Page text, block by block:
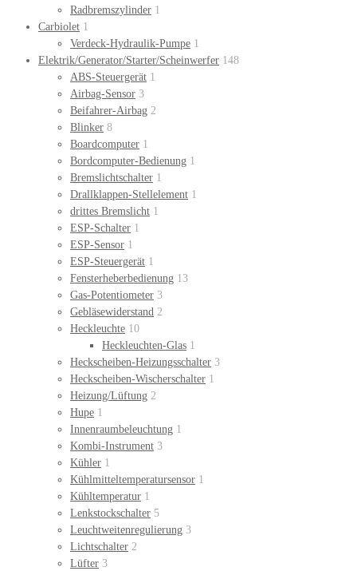
Radbremszylinder 1
Carbiolet 1
Verdeck-Hydraulik-Pumpe 1
Elektrik/Generator/Starter/Scheinwerfer 148
ABS-Steuergerät 1
Airbag-Sensor 3
Beifahrer-Airbag 2
Blinker 8
Boardcomputer 1
Bordcomputer-Bedienung 1
Bremslichtschalter 1
Drallklappen-Stellelement 1
drittes Bremslicht 1
ESP-Schalter 1
ESP-Sensor 1
ESP-Steuergerät 1
Fensterheberbedienung 13
Gas-Potentiometer 3
Gebläsewiderstand 2
Heckleuchte 10
Heckleuchten-Glas 1
Heckscheiben-Heizungsschalter 3
Heckscheiben-Wischerschalter 1
Heizung/Lüftung 2
Hupe 1
Innenraumbeleuchtung 1
Kombi-Instrument 3
Kühler 1
Kühlmitteltemperatursensor 1
Kühltemperatur 1
Lenkstockschalter 5
Leuchtweitenregulierung 3
Lichtschalter 2
Lüfter 3